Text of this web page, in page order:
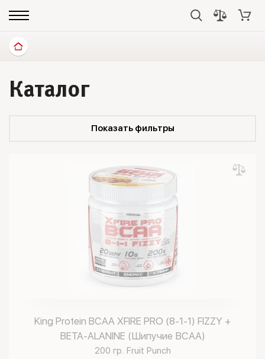
Каталог
Показать фильтры
King Protein BCAA XFIRE PRO (8-1-1) FIZZY +
BETA-ALANINE (Шипучие ВСАА)
200 гр. Fruit Punch